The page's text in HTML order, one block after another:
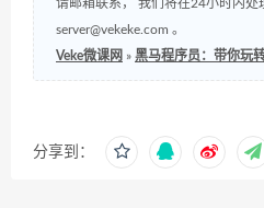
请邮箱联系， 我们将在24小时内处
server@vekeke.com 。
Veke微课网 » 黑马程序员：带你玩
分享到：